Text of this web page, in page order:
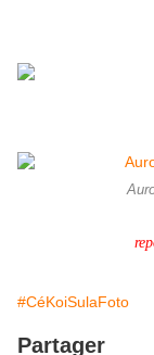
#CéKoiSulaFoto
Partager